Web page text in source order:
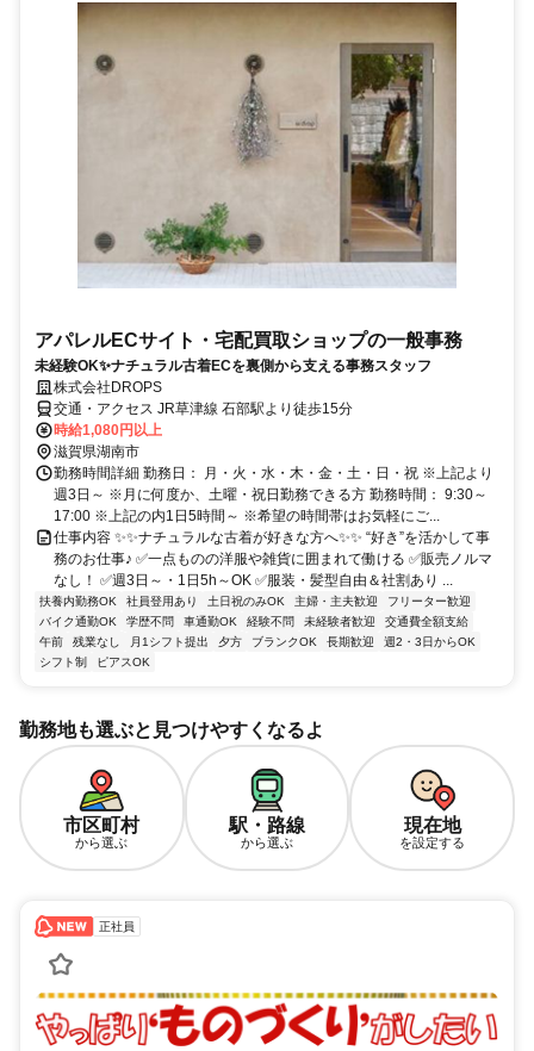
アパレルECサイト・宅配買取ショップの一般事務
未経験OK✨ナチュラル古着ECを裏側から支える事務スタッフ
株式会社DROPS
交通・アクセス JR草津線 石部駅より徒歩15分
時給1,080円以上
滋賀県湖南市
勤務時間詳細 勤務日： 月・火・水・木・金・土・日・祝 ※上記より
週3日～ ※月に何度か、土曜・祝日勤務できる方 勤務時間： 9:30～
17:00 ※上記の内1日5時間～ ※希望の時間帯はお気軽にご...
仕事内容 ✨✨ナチュラルな古着が好きな方へ✨✨ “好き”を活かして事
務のお仕事♪ ✅一点ものの洋服や雑貨に囲まれて働ける ✅販売ノルマ
なし！ ✅週3日～・1日5h～OK ✅服装・髪型自由＆社割あり ...
扶養内勤務OK 社員登用あり 土日祝のみOK 主婦・主夫歓迎
フリーター歓迎
バイク通勤OK
学歴不問 車通勤OK 経験不問 未経験者歓迎
交通費全額支給
午前
残業なし 月1シフト提出 夕方 ブランクOK 長期歓迎
週2・3日からOK
シフト制
ピアスOK
勤務地も選ぶと見つけやすくなるよ
市区町村
から選ぶ
駅・路線
から選ぶ
現在地
を設定する
正社員